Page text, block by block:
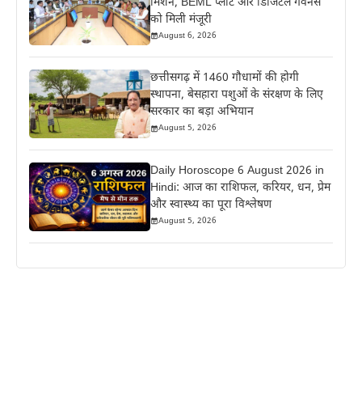
को मिली मंजूरी
August 6, 2026
छत्तीसगढ़ में 1460 गौधामों की होगी
स्थापना, बेसहारा पशुओं के संरक्षण के लिए
सरकार का बड़ा अभियान
August 5, 2026
Daily Horoscope 6 August 2026 in
Hindi: आज का राशिफल, करियर, धन, प्रेम
और स्वास्थ्य का पूरा विश्लेषण
August 5, 2026